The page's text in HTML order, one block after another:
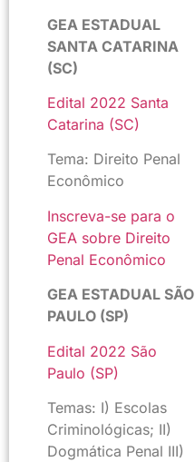
GEA ESTADUAL
SANTA CATARINA
(SC)
Edital 2022 Santa
Catarina (SC)
Tema: Direito Penal
Econômico
Inscreva-se para o
GEA sobre Direito
Penal Econômico
GEA ESTADUAL SÃO
PAULO (SP)
Edital 2022 São
Paulo (SP)
Temas: I) Escolas
Criminológicas; II)
Dogmática Penal III)